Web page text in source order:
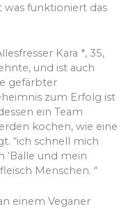
funktioniert das
Kara *, 35,
und ist auch
gefärbter
zum Erfolg ist
ein Team
kochen, wie eine
“ich schnell mich
‘Bälle und mein
Menschen. “
einem Veganer